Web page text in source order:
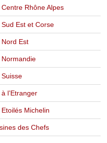
Rhône Alpes
Est et Corse
Est
l’Etranger
Michelin
des Chefs